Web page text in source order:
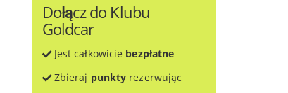
Dołącz do Klubu
Goldcar
Jest całkowicie bezpłatne
Zbieraj punkty rezerwując